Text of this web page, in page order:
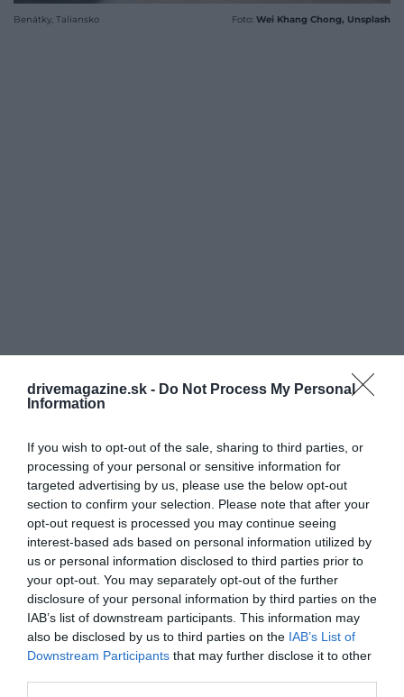
drivemagazine.sk - Do Not Process My Personal
Information
If you wish to opt-out of the sale, sharing to third parties, or
processing of your personal or sensitive information for
targeted advertising by us, please use the below opt-out
section to confirm your selection. Please note that after your
opt-out request is processed you may continue seeing
interest-based ads based on personal information utilized by
us or personal information disclosed to third parties prior to
your opt-out. You may separately opt-out of the further
disclosure of your personal information by third parties on the
IAB’s list of downstream participants. This information may
also be disclosed by us to third parties on the IAB’s List of
Downstream Participants that may further disclose it to other
Benátky, Taliansko Foto: Wei Khang Chong, Unsplash
S hodnotením 9,65 z 10 súBenátkysynonymom
romantiky už desaťročia. Dobre to ilustruje aj fakt, že
viac ako 63 000 ľudí ročne zvažuje usporiadanie
svojej svadby práve v tomto meste, čo je výrazne
viac než priemer 25 000, ktorý vyplynul z
prieskumu. Okrem toho ponúkajú Benátky na 100
000 obyvateľov takmer 149 romantických